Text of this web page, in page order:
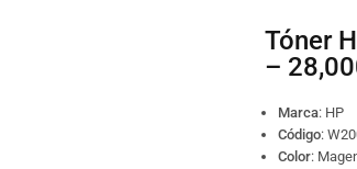
Tóner HP W2003X (658X) Magenta Original Alta Capacidad
–
Marca: HP
Código:
Color: